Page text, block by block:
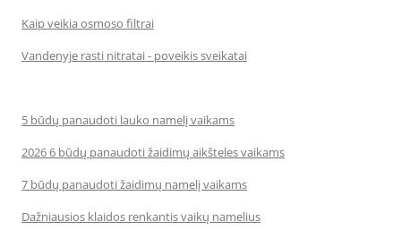
Kaip veikia osmoso filtrai
Vandenyje rasti nitratai - poveikis sveikatai
5 būdų panaudoti lauko namelį vaikams
2026 6 būdų panaudoti žaidimų aikšteles vaikams
7 būdų panaudoti žaidimų namelį vaikams
Dažniausios klaidos renkantis vaikų namelius